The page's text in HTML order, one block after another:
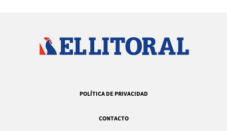
POLÍTICA DE PRIVACIDAD
CONTACTO